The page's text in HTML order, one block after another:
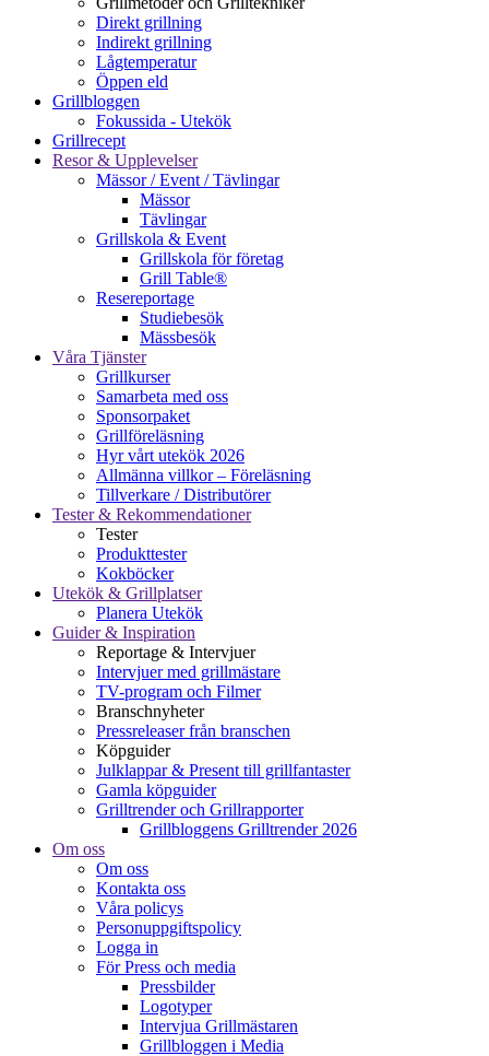
Direkt grillning
Indirekt grillning
Lågtemperatur
Öppen eld
Grillbloggen
Fokussida - Utekök
Grillrecept
Resor & Upplevelser
Mässor / Event / Tävlingar
Mässor
Tävlingar
Grillskola & Event
Grillskola för företag
Grill Table®
Resereportage
Studiebesök
Mässbesök
Våra Tjänster
Grillkurser
Samarbeta med oss
Sponsorpaket
Grillföreläsning
Hyr vårt utekök 2026
Allmänna villkor – Föreläsning
Tillverkare / Distributörer
Tester & Rekommendationer
Tester
Produkttester
Kokböcker
Utekök & Grillplatser
Planera Utekök
Guider & Inspiration
Reportage & Intervjuer
Intervjuer med grillmästare
TV-program och Filmer
Branschnyheter
Pressreleaser från branschen
Köpguider
Julklappar & Present till grillfantaster
Gamla köpguider
Grilltrender och Grillrapporter
Grillbloggens Grilltrender 2026
Om oss
Om oss
Kontakta oss
Våra policys
Personuppgiftspolicy
Logga in
För Press och media
Pressbilder
Logotyper
Intervjua Grillmästaren
Grillbloggen i Media